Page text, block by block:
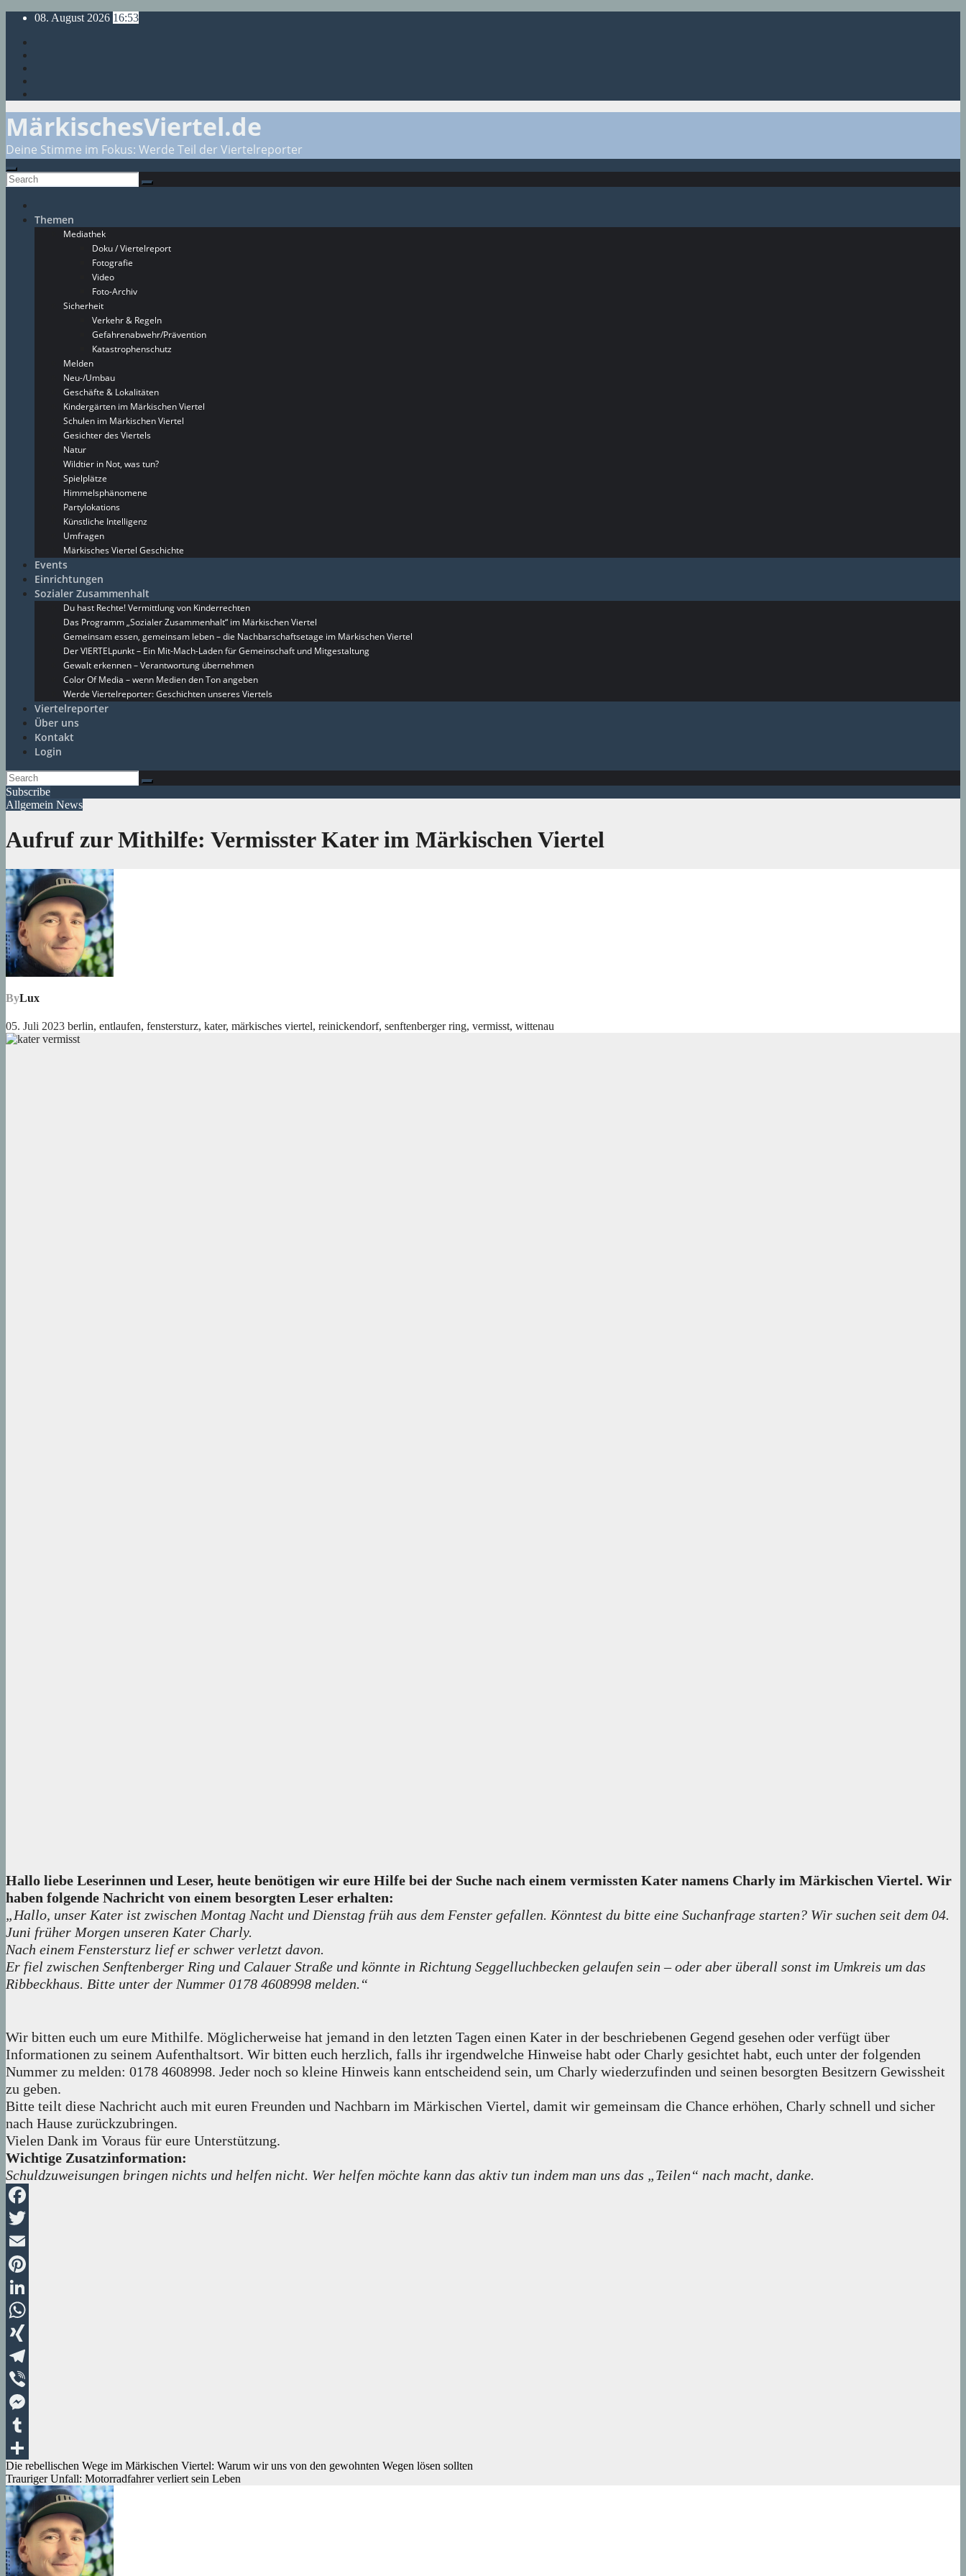
Skip
content
08. August 2026 16:53
MärkischesViertel.de
Deine Stimme im Fokus: Werde Teil der Viertelreporter
Themen
Mediathek
Doku / Viertelreport
Fotografie
Video
Foto-Archiv
Sicherheit
Verkehr & Regeln
Gefahrenabwehr/Prävention
Katastrophenschutz
Melden
Neu-/Umbau
Geschäfte & Lokalitäten
Kindergärten im Märkischen Viertel
Schulen im Märkischen Viertel
Gesichter des Viertels
Natur
Wildtier in Not, was tun?
Spielplätze
Himmelsphänomene
Partylokations
Künstliche Intelligenz
Umfragen
Märkisches Viertel Geschichte
Events
Einrichtungen
Sozialer Zusammenhalt
Du hast Rechte! Vermittlung von Kinderrechten
Das Programm „Sozialer Zusammenhalt“ im Märkischen Viertel
Gemeinsam essen, gemeinsam leben – die Nachbarschaftsetage im Märkischen Viertel
Der VIERTELpunkt – Ein Mit-Mach-Laden für Gemeinschaft und Mitgestaltung
Gewalt erkennen – Verantwortung übernehmen
Color Of Media – wenn Medien den Ton angeben
Werde Viertelreporter: Geschichten unseres Viertels
Viertelreporter
Über uns
Kontakt
Login
Subscribe
Allgemein News
Aufruf zur Mithilfe: Vermisster Kater im Märkischen Viertel
ByLux
05. Juli 2023 berlin, entlaufen, fenstersturz, kater, märkisches viertel, reinickendorf, senftenberger ring, vermisst, wittenau
Hallo liebe Leserinnen und Leser, heute benötigen wir eure Hilfe bei der Suche nach einem vermissten Kater namens Charly im Märkischen Viertel. Wir
haben folgende Nachricht von einem besorgten Leser erhalten:
„Hallo, unser Kater ist zwischen Montag Nacht und Dienstag früh aus dem Fenster gefallen. Könntest du bitte eine Suchanfrage starten? Wir suchen seit dem 04.
Juni früher Morgen unseren Kater Charly.
Nach einem Fenstersturz lief er schwer verletzt davon.
Er fiel zwischen Senftenberger Ring und Calauer Straße und könnte in Richtung Seggelluchbecken gelaufen sein – oder aber überall sonst im Umkreis um das
Ribbeckhaus. Bitte unter der Nummer 0178 4608998 melden.“
Wir bitten euch um eure Mithilfe. Möglicherweise hat jemand in den letzten Tagen einen Kater in der beschriebenen Gegend gesehen oder verfügt über
Informationen zu seinem Aufenthaltsort. Wir bitten euch herzlich, falls ihr irgendwelche Hinweise habt oder Charly gesichtet habt, euch unter der folgenden
Nummer zu melden: 0178 4608998. Jeder noch so kleine Hinweis kann entscheidend sein, um Charly wiederzufinden und seinen besorgten Besitzern Gewissheit
zu geben.
Bitte teilt diese Nachricht auch mit euren Freunden und Nachbarn im Märkischen Viertel, damit wir gemeinsam die Chance erhöhen, Charly schnell und sicher
nach Hause zurückzubringen.
Vielen Dank im Voraus für eure Unterstützung.
Wichtige Zusatzinformation:
Schuldzuweisungen bringen nichts und helfen nicht. Wer helfen möchte kann das aktiv tun indem man uns das „Teilen“ nach macht, danke.
Facebook
Twitter
Email
Pinterest
LinkedIn
WhatsApp
XING
Telegram
Viber
Messenger
Tumblr
Teilen
Beitragsnavigation
Die rebellischen Wege im Märkischen Viertel: Warum wir uns von den gewohnten Wegen lösen sollten
Trauriger Unfall: Motorradfahrer verliert sein Leben